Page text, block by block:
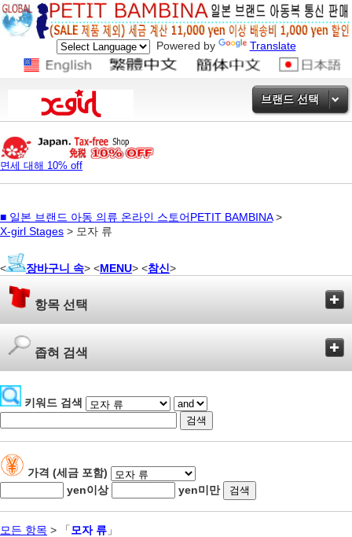
Powered by Translate
브랜드 선택
면세 대해 10% off
■ 일본 브랜드 아동 의류 온라인 스토어PETIT BAMBINA>
X-girl Stages > 모자 류
< 장바구니 속> <MENU> <참신>
항목 선택
좁혀 검색
키워드 검색
가격 (세금 포함)
yen이상
yen미만
모든 항목 > 「 모자 류 」